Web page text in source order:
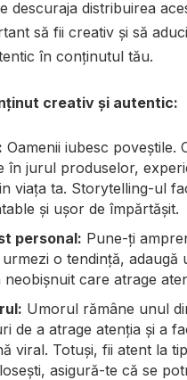
descuraja distribuirea
să fii creativ și să
în conținutul tău.
creativ și autentic:
Oamenii iubesc poveștile.
în jurul produselor,
viața ta. Storytelling-ul
și ușor de împărtășit.
personal: Pune-ți
o tendință, adaugă
care atrage
Umorul rămâne unul
de a atrage atenția și a
viral. Totuși, fii atent la
asigură-te că se